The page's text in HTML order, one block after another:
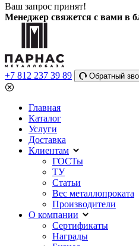
Ваш запрос принят!
Менеджер свяжется с вами в
+7 812 237 39 89 Обратный
Главная
Каталог
Услуги
Доставка
Клиентам
ГОСТы
ТУ
Статьи
Вес металлопроката
Производители
О компании
Сертификаты
Награды